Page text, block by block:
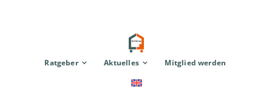
Ratgeber Aktuelles Mitglied werden